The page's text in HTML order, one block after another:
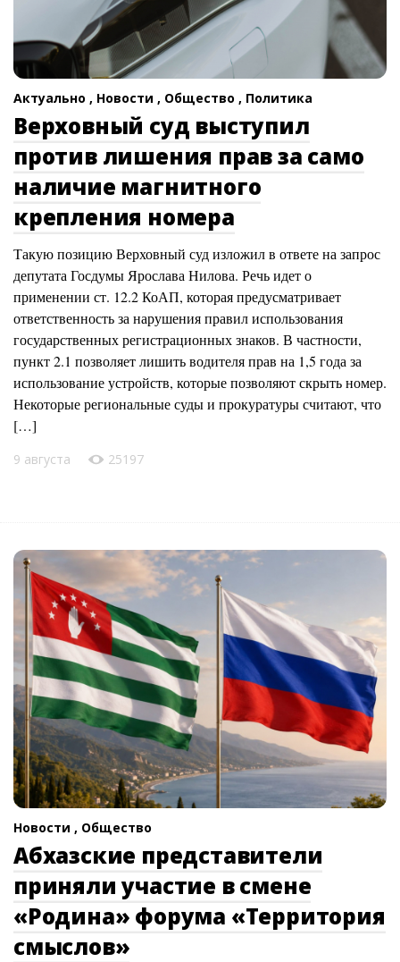
Актуально , Новости , Общество , Политика
Верховный суд выступил
против лишения прав за само
наличие магнитного
крепления номера
Такую позицию Верховный суд изложил в ответе на запрос
депутата Госдумы Ярослава Нилова. Речь идет о
применении ст. 12.2 КоАП, которая предусматривает
ответственность за нарушения правил использования
государственных регистрационных знаков. В частности,
пункт 2.1 позволяет лишить водителя прав на 1,5 года за
использование устройств, которые позволяют скрыть номер.
Некоторые региональные суды и прокуратуры считают, что
[…]
9 августа 25197
Новости , Общество
Абхазские представители
приняли участие в смене
«Родина» форума «Территория
смыслов»